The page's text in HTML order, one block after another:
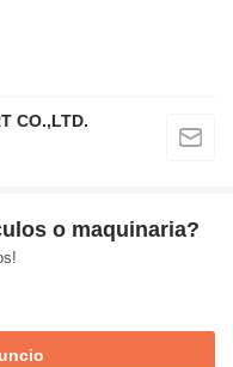
CO.,LTD.
o maquinaria?